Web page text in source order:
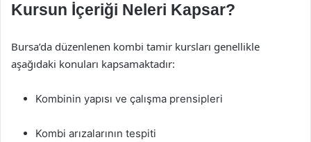
Kursun İçeriği Neleri Kapsar?
Bursa’da düzenlenen kombi tamir kursları genellikle
aşağıdaki konuları kapsamaktadır:
Kombinin yapısı ve çalışma prensipleri
Kombi arızalarının tespiti